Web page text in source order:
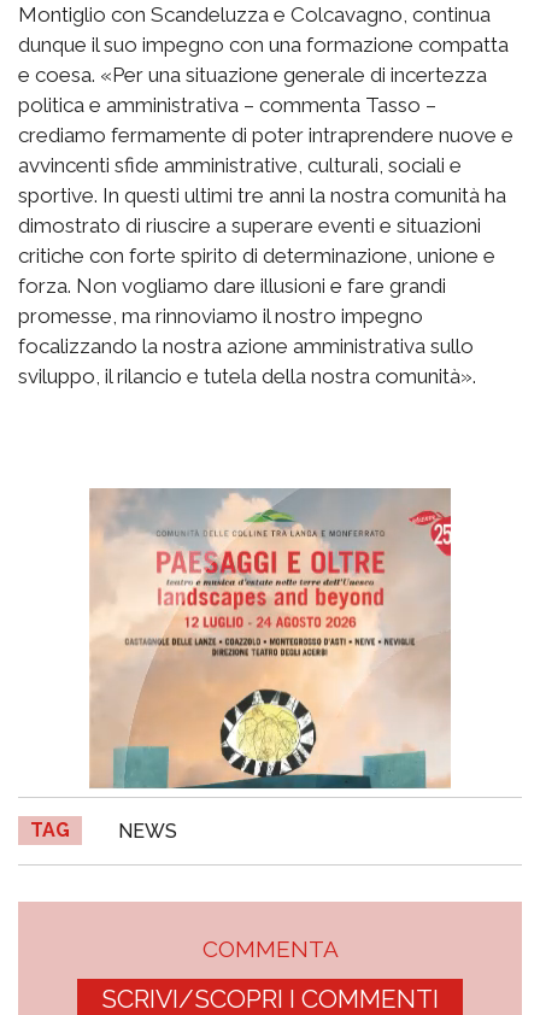
Montiglio con Scandeluzza e Colcavagno, continua
dunque il suo impegno con una formazione compatta
e coesa. «Per una situazione generale di incertezza
politica e amministrativa – commenta Tasso –
crediamo fermamente di poter intraprendere nuove e
avvincenti sfide amministrative, culturali, sociali e
sportive. In questi ultimi tre anni la nostra comunità ha
dimostrato di riuscire a superare eventi e situazioni
critiche con forte spirito di determinazione, unione e
forza. Non vogliamo dare illusioni e fare grandi
promesse, ma rinnoviamo il nostro impegno
focalizzando la nostra azione amministrativa sullo
sviluppo, il rilancio e tutela della nostra comunità».
TAG NEWS
COMMENTA
SCRIVI/SCOPRI I COMMENTI